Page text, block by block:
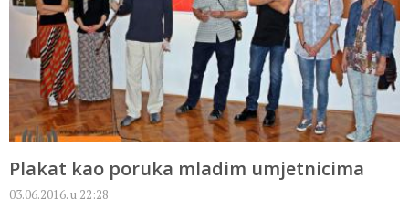
Plakat kao poruka mladim umjetnicima
03.06.2016. u 22:28